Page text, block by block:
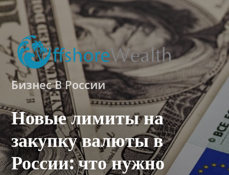
Бизнес В России
Новые лимиты на
закупку валюты в
России: что нужно